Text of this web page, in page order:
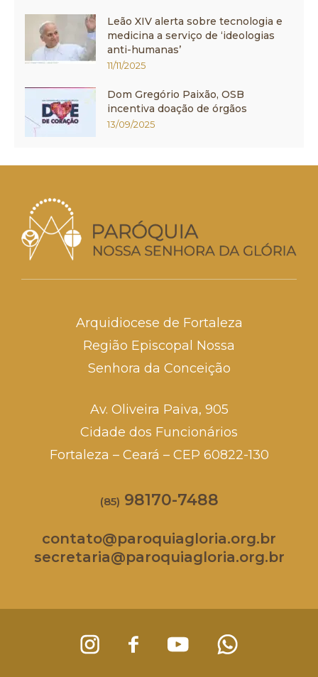
Leão XIV alerta sobre tecnologia e
medicina a serviço de ‘ideologias
anti-humanas’
11/11/2025
Dom Gregório Paixão, OSB
incentiva doação de órgãos
13/09/2025
Arquidiocese de Fortaleza
Região Episcopal Nossa
Senhora da Conceição
Av. Oliveira Paiva, 905
Cidade dos Funcionários
Fortaleza – Ceará – CEP 60822-130
(85) 98170-7488
contato@paroquiagloria.org.br
secretaria@paroquiagloria.org.br